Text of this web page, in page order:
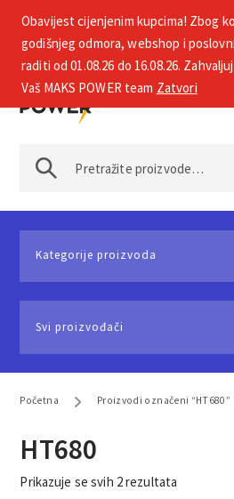
+385 1 2002 575
Kategorije proizvoda
Svi proizvođači
Početna Proizvodi označeni “HT680”
HT680
Prikazuje se svih 2 rezultata
Obavijest cijenjenim kupcima! Zbog
godišnjeg odmora, webshop i
raditi od 01.08.26 do 16.08.26.
Vaš MAKS POWER team Zatvori